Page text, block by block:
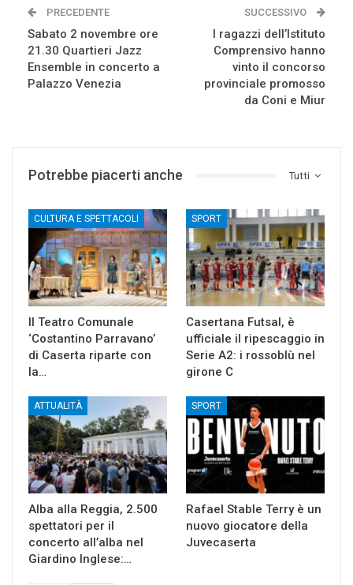
PRECEDENTE
Sabato 2 novembre ore
21.30 Quartieri Jazz
Ensemble in concerto a
Palazzo Venezia
SUCCESSIVO
I ragazzi dell’Istituto
Comprensivo hanno
vinto il concorso
provinciale promosso
da Coni e Miur
Tutti
Potrebbe piacerti anche
CULTURA E SPETTACOLI
Il Teatro Comunale
‘Costantino Parravano’
di Caserta riparte con
la…
SPORT
Casertana Futsal, è
ufficiale il ripescaggio in
Serie A2: i rossoblù nel
girone C
ATTUALITÀ
Alba alla Reggia, 2.500
spettatori per il
concerto all’alba nel
Giardino Inglese:…
SPORT
Rafael Stable Terry è un
nuovo giocatore della
Juvecaserta